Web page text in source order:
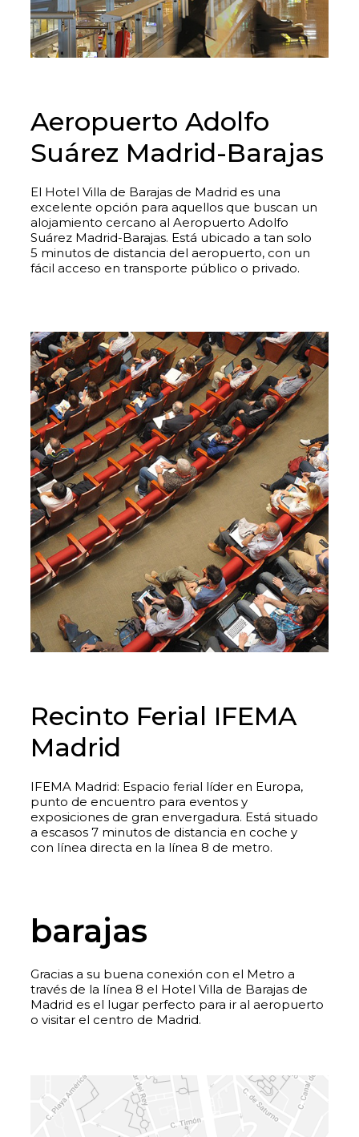
Aeropuerto Adolfo
Suárez Madrid-Barajas
El Hotel Villa de Barajas de Madrid es una
excelente opción para aquellos que buscan un
alojamiento cercano al Aeropuerto Adolfo
Suárez Madrid-Barajas. Está ubicado a tan solo
5 minutos de distancia del aeropuerto, con un
fácil acceso en transporte público o privado.
Recinto Ferial IFEMA
Madrid
IFEMA Madrid: Espacio ferial líder en Europa,
punto de encuentro para eventos y
exposiciones de gran envergadura. Está situado
a escasos 7 minutos de distancia en coche y
con línea directa en la línea 8 de metro.
barajas
Gracias a su buena conexión con el Metro a
través de la línea 8 el Hotel Villa de Barajas de
Madrid es el lugar perfecto para ir al aeropuerto
o visitar el centro de Madrid.